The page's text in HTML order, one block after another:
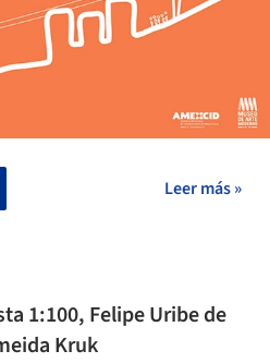
Leer más »
1:100, Felipe Uribe de
Kruk